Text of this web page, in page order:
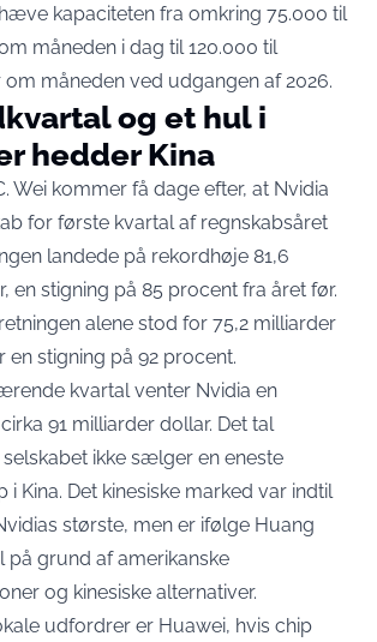
kapaciteten fra omkring 75.000 til
måneden i dag til 120.000 til
måneden ved udgangen af 2026.
og et hul i
hedder Kina
Wei kommer få dage efter, at Nvidia
for første kvartal af regnskabsåret
landede på rekordhøje 81,6
en stigning på 85 procent fra året før.
alene stod for 75,2 milliarder
en stigning på 92 procent.
kvartal venter Nvidia en
91 milliarder dollar. Det tal
ikke sælger en eneste
i Kina. Det kinesiske marked var indtil
største, men er ifølge Huang
på grund af amerikanske
og kinesiske alternativer.
udfordrer er Huawei, hvis chip